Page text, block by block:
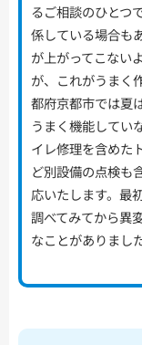
るご相談のひとつ
係している場合も
が上がってこない
が、これがうまく
都府京都市では夏
うまく機能してい
イレ修理を含めた
ど別設備の点検も
応いたします。最
調べてみてから異
なことがありまし